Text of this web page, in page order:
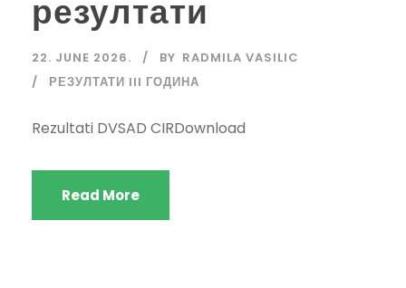
резултати
22. JUNE 2026. BY RADMILA VASILIC
РЕЗУЛТАТИ III ГОДИНА
Rezultati DVSAD CIRDownload
Read More